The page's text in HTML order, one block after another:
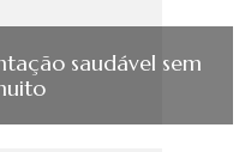
saudável sem